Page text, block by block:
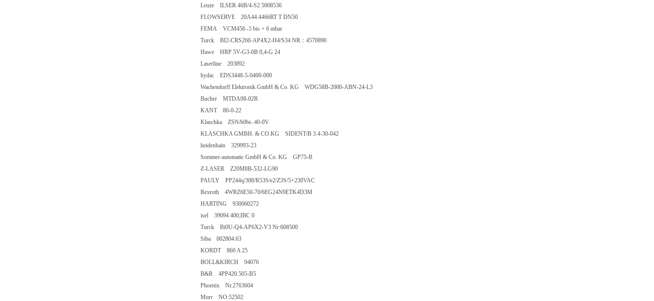
Leuze ILSER 46B/4-S2 5008536
FLOWSERVE 20A44.4466RT T DN50
FEMA VCM456 -5 bis + 6 mbar
Turck BI2-CRS260-AP4X2-H4/S34 NR：4570890
Hawe HRP 5V-G3-0B 0,4-G 24
Laserline 203892
hydac EDS3448-5-0400-000
Wachendorff Elektronik GmbH & Co. KG WDG58B-2000-ABN-24-L3
Bucher MTDA08-02R
KANT 80-0-22
Klaschka ZSN/b0bi-.40-0V
KLASCHKA GMBH. & CO.KG SIDENT/B 3.4-30-042
heidenhain 329993-23
Sommer-automatic GmbH & Co. KG GP75-B
Z-LASER Z20M8B-532-LG90
PAULY PP244q/308/R53S/e2/Z3S/5+230VAC
Rexroth 4WRZ6E50-70/6EG24N9ETK4D3M
HARTING 930060272
isel 39094 400;IBC 0
Turck Bi0U-Q4-AP6X2-V3 Nr:608500
Siba 002804.63
KORDT 860 A 25
BOLL&KIRCH 94076
B&R 4PP420.505-B5
Phoenix Nr.2763604
Murr NO:52502